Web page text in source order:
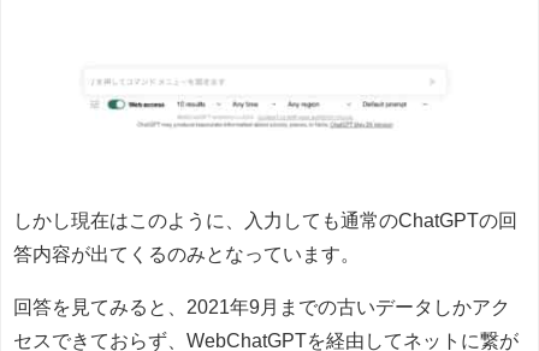
しかし現在はこのように、入力しても通常のChatGPTの回
答内容が出てくるのみとなっています。
回答を見てみると、2021年9月までの古いデータしかアク
セスできておらず、WebChatGPTを経由してネットに繋が